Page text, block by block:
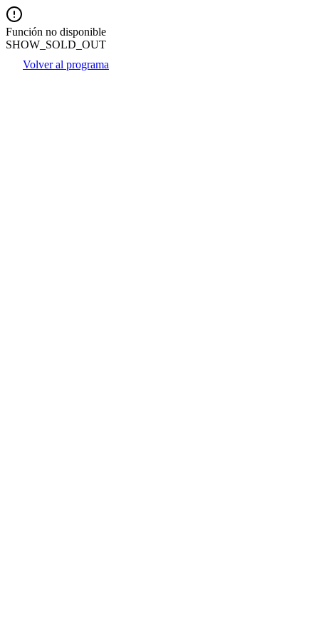
Función no disponible
SHOW_SOLD_OUT
Volver al programa